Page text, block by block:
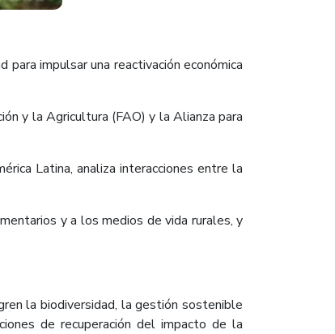
impulsar una reactivación económica
y la Agricultura (FAO) y la Alianza para
Latina, analiza interacciones entre la
y a los medios de vida rurales, y
la biodiversidad, la gestión sostenible
de recuperación del impacto de la